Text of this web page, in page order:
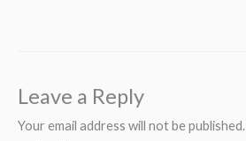
Leave a Reply
Your email address will not be published.